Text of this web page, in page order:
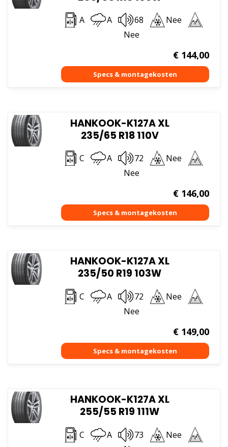
A A 68
Nee
Nee
€144,00
HANKOOK-K127A XL
235/65 R18 110V
C A 72
Nee
Nee
€146,00
HANKOOK-K127A XL
235/50 R19 103W
C A 72
Nee
Nee
€149,00
HANKOOK-K127A XL
255/55 R19 111W
C A 73
Nee